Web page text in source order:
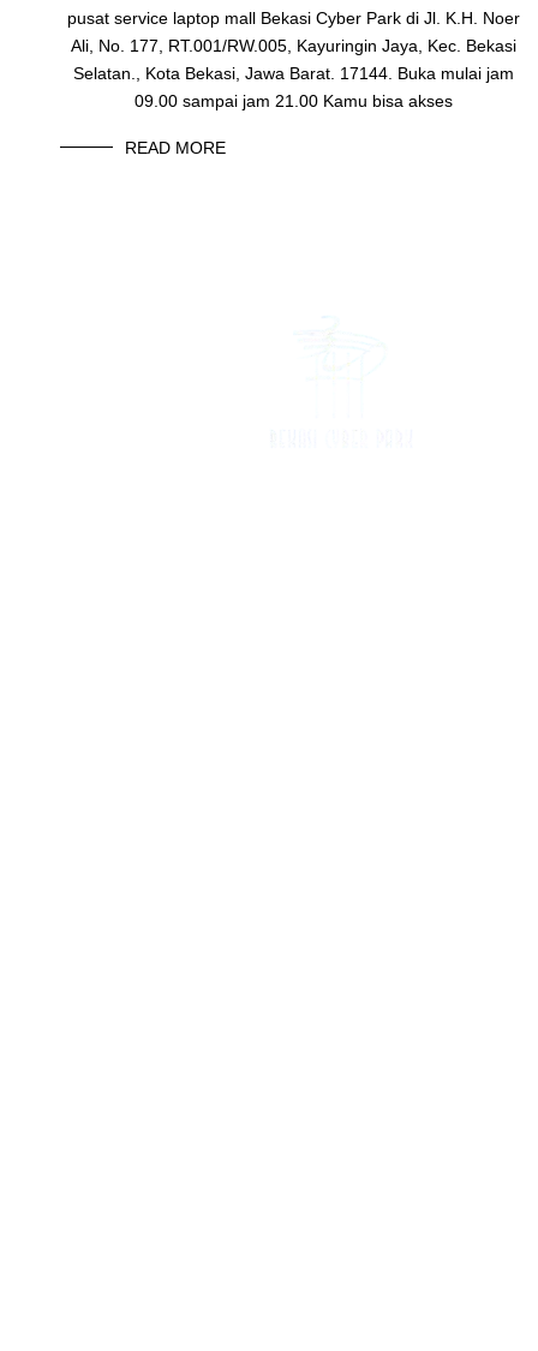
pusat service laptop mall Bekasi Cyber Park di Jl. K.H. Noer
Ali, No. 177, RT.001/RW.005, Kayuringin Jaya, Kec. Bekasi
Selatan., Kota Bekasi, Jawa Barat. 17144. Buka mulai jam
09.00 sampai jam 21.00 Kamu bisa akses
READ MORE